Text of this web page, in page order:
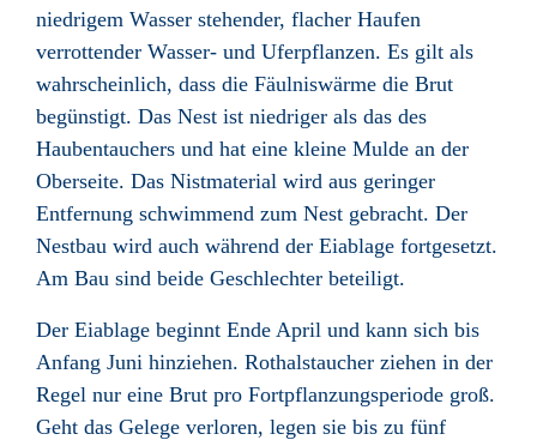
niedrigem Wasser stehender, flacher Haufen
verrottender Wasser- und Uferpflanzen. Es gilt als
wahrscheinlich, dass die Fäulniswärme die Brut
begünstigt. Das Nest ist niedriger als das des
Haubentauchers und hat eine kleine Mulde an der
Oberseite. Das Nistmaterial wird aus geringer
Entfernung schwimmend zum Nest gebracht. Der
Nestbau wird auch während der Eiablage fortgesetzt.
Am Bau sind beide Geschlechter beteiligt.
Der Eiablage beginnt Ende April und kann sich bis
Anfang Juni hinziehen. Rothalstaucher ziehen in der
Regel nur eine Brut pro Fortpflanzungsperiode groß.
Geht das Gelege verloren, legen sie bis zu fünf